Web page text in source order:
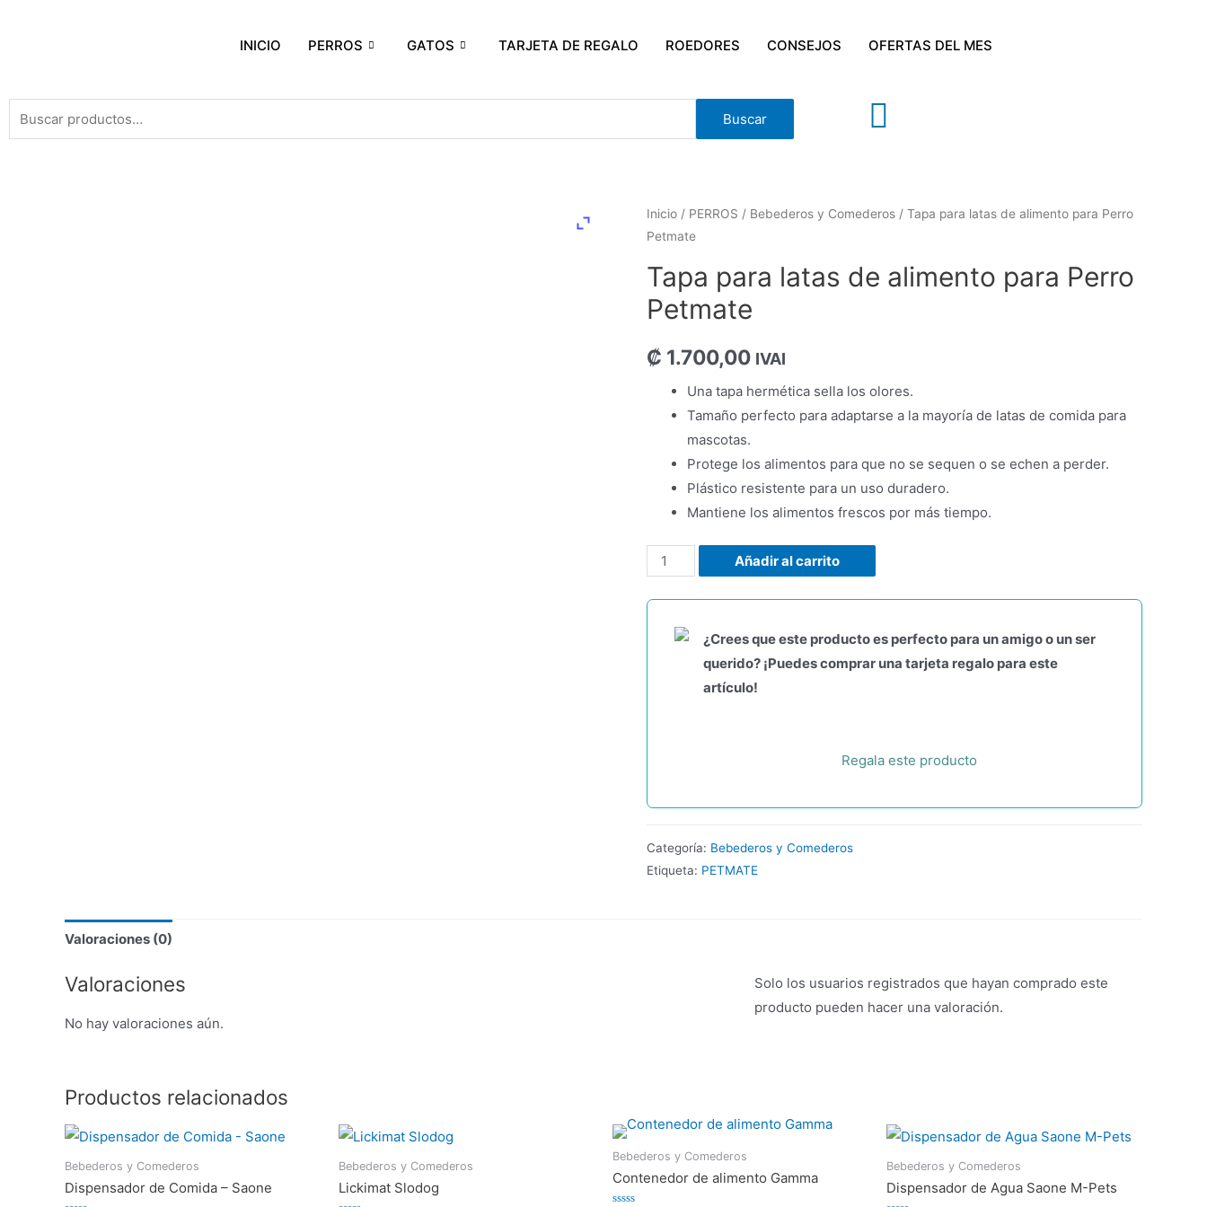
INICIO PERROS GATOS TARJETA DE REGALO ROEDORES CONSEJOS OFERTAS DEL MES
Buscar
Inicio / PERROS / Bebederos y Comederos / Tapa para latas de alimento para Perro
Petmate
Tapa para latas de alimento para Perro
Petmate
₡ 1.700,00 IVAI
Una tapa hermética sella los olores.
Tamaño perfecto para adaptarse a la mayoría de latas de comida para
mascotas.
Protege los alimentos para que no se sequen o se echen a perder.
Plástico resistente para un uso duradero.
Mantiene los alimentos frescos por más tiempo.
Añadir al carrito
¿Crees que este producto es perfecto para un amigo o un ser
querido? ¡Puedes comprar una tarjeta regalo para este
artículo!
Regala este producto
Categoría: Bebederos y Comederos
Etiqueta: PETMATE
Valoraciones (0)
Valoraciones
No hay valoraciones aún.
Solo los usuarios registrados que hayan comprado este
producto pueden hacer una valoración.
Productos relacionados
Bebederos y Comederos
Dispensador de Comida – Saone
Bebederos y Comederos
Lickimat Slodog
Bebederos y Comederos
Contenedor de alimento Gamma
Bebederos y Comederos
Dispensador de Agua Saone M-Pets